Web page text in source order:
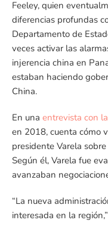
Feeley, quien
diferencias profundas
Departamento de
veces activar las
injerencia china en
estaban haciendo
China.
En una entrevista con
en 2018, cuenta cómo
presidente Varela
Según él, Varela fue
avanzaban
“La nueva
interesada en la